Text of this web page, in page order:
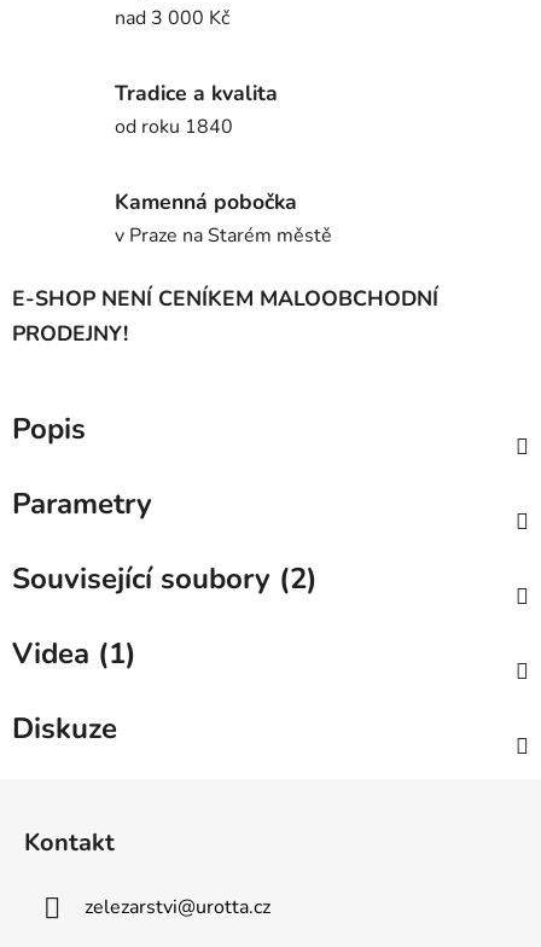
nad 3 000 Kč
Tradice a kvalita
od roku 1840
Kamenná pobočka
v Praze na Starém městě
E-SHOP NENÍ CENÍKEM MALOOBCHODNÍ
PRODEJNY!
Popis
Parametry
Související soubory (2)
Videa (1)
Diskuze
Kontakt
zelezarstvi@urotta.cz